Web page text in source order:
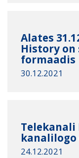
Alates
History on
formaadis
30.12.2021
Telekanali
24.12.2021